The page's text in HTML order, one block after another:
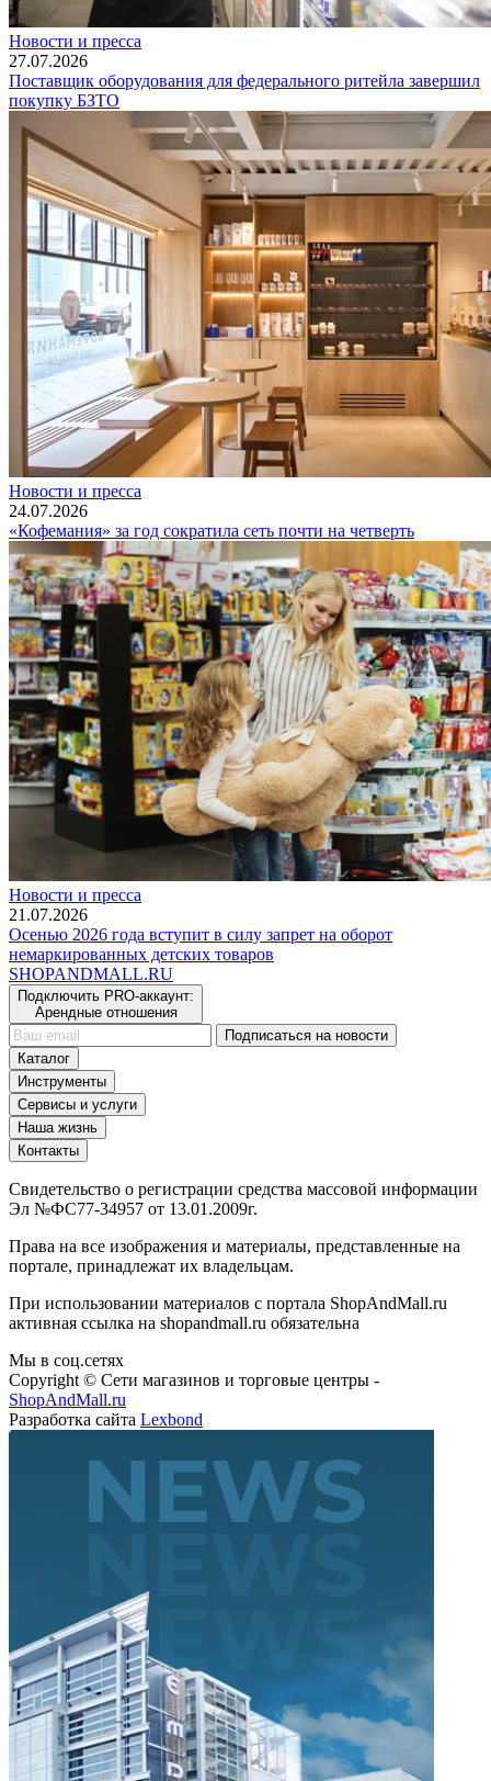
Новости и пресса
27.07.2026
Поставщик оборудования для федерального ритейла завершил
покупку БЗТО
Новости и пресса
24.07.2026
«Кофемания» за год сократила сеть почти на четверть
Новости и пресса
21.07.2026
Осенью 2026 года вступит в силу запрет на оборот
немаркированных детских товаров
SHOPANDMALL.RU
Подключить PRO-аккаунт:
Арендные отношения
Подписаться на новости
Каталог
Инструменты
Сервисы и услуги
Наша жизнь
Контакты
Свидетельство о регистрации средства массовой информации
Эл №ФС77-34957 от 13.01.2009г.
Права на все изображения и материалы, представленные на
портале, принадлежат их владельцам.
При использовании материалов с портала ShopAndMall.ru
активная ссылка на shopandmall.ru обязательна
Мы в соц.сетях
Copyright © Сети магазинов и торговые центры -
ShopAndMall.ru
Разработка сайта Lexbond